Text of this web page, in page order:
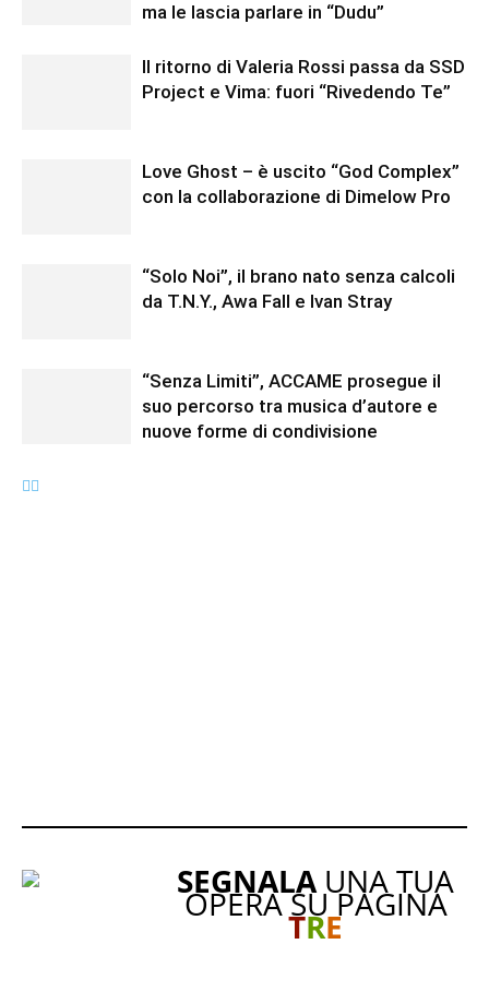
ma le lascia parlare in “Dudu”
Il ritorno di Valeria Rossi passa da SSD
Project e Vima: fuori “Rivedendo Te”
Love Ghost – è uscito “God Complex”
con la collaborazione di Dimelow Pro
“Solo Noi”, il brano nato senza calcoli
da T.N.Y., Awa Fall e Ivan Stray
“Senza Limiti”, ACCAME prosegue il
suo percorso tra musica d’autore e
nuove forme di condivisione
SEGNALAUNA TUA
OPERA SU PAGINA
TRE